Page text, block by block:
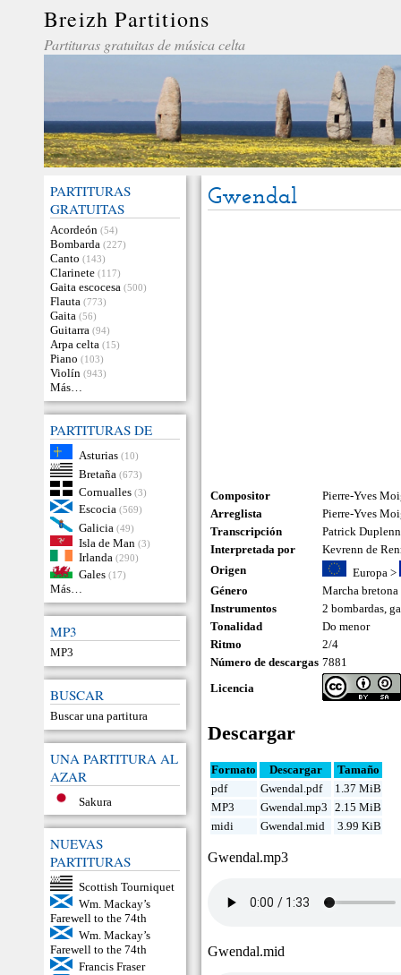
Breizh Partitions
Partituras gratuitas de música celta
PARTITURAS
GRATUITAS
Acordeón (54)
Bombarda (227)
Canto (143)
Clarinete (117)
Gaita escocesa (500)
Flauta (773)
Gaita (56)
Guitarra (94)
Arpa celta (15)
Piano (103)
Violín (943)
Más…
PARTITURAS DE
Asturias (10)
Bretaña (673)
Cornualles (3)
Escocia (569)
Galicia (49)
Isla de Man (3)
Irlanda (290)
Gales (17)
Más…
MP3
MP3
BUSCAR
Buscar una partitura
UNA PARTITURA AL
AZAR
Sakura
NUEVAS
PARTITURAS
Scottish Tourniquet
Wm. Mackay’s
Farewell to the 74th
Wm. Mackay’s
Farewell to the 74th
Francis Fraser
Gwendal
Compositor
Pierre-Yves
Arreglista
Pierre-Yves
Transcripción
Patrick
Interpretada por
Kevrenn de
Origen
Europa>
Género
Marcha bretona
Instrumentos
2 bombardas,
Tonalidad
Do menor
Ritmo
2/4
Número de descargas 7881
Licencia
Descargar
Formato Descargar
Tamaño
pdf
Gwendal.pdf
1.37 MiB
MP3
Gwendal.mp3
2.15 MiB
midi
Gwendal.mid 3.99 KiB
Gwendal.mp3
Gwendal.mid